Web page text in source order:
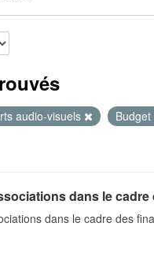
audio-visuels
dans le
dans le cadre des